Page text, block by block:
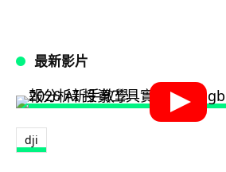
最新影片
dji